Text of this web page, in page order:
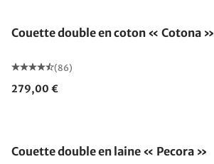
Couette double en coton « Cotona »
(86)
279,00 €
Couette double en laine « Pecora »